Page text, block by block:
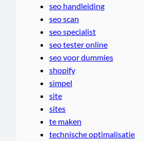
seo handleiding
seo scan
seo specialist
seo tester online
seo voor dummies
shopify
simpel
site
sites
te maken
technische optimalisatie